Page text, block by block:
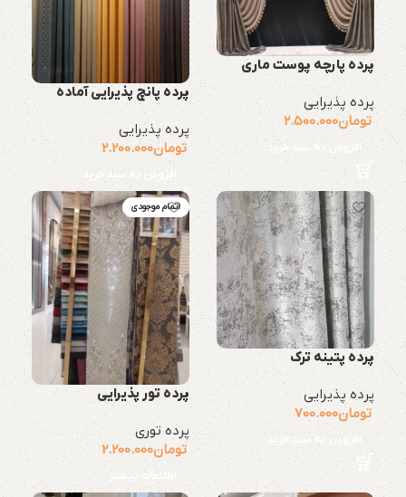
پرده پارچه پوست ماری
پرده پذیرایی
تومان2.500.000
افزودن به سبد خرید
پرده پانچ پذیرایی آماده
پرده پذیرایی
تومان2.200.000
افزودن به سبد خرید
پرده پتینه ترک
پرده پذیرایی
تومان700.000
افزودن به سبد خرید
اتمام موجودی
پرده تور پذیرایی
پرده توری
تومان2.200.000
اطلاعات بیشتر